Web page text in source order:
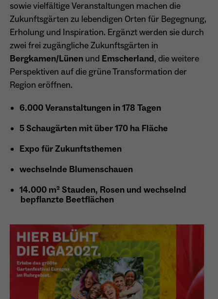
Zweck
Dieser Cookie teilt der Webseite mit, ob ein
Besucher im Typo3-Backend angemeldet ist
und die Rechte besitzt diese zu verwalten.
Name cookie_optin
Zweck
Benutzers für Cookies auf der aktuellen
Name _pk_ref.*
Anbieter Matomo
Laufzeit 6 Monate
Zweck Speichert die Herkunft des Besuchers.
Name MATOMO_SESSID
Anbieter Matomo
Laufzeit Sitzung
Zweck
Temporäre Session-ID, ohne
personenbezogene Daten.
Name _ga
Anbieter Google Analytics
Laufzeit 1 Jahr
sowie vielfältige Veranstaltungen machen die
Zukunftsgärten zu lebendigen Orten für Begegnung,
Erholung und Inspiration. Ergänzt werden sie durch
zwei frei zugängliche Zukunftsgärten in
Bergkamen/Lünen und Emscherland, die weitere
Perspektiven auf die grüne Transformation der
Region eröffnen.
6.000 Veranstaltungen in 178 Tagen
5 Schaugärten mit über 170 ha Fläche
Expo für Zukunftsthemen
wechselnde Blumenschauen
14.000 m² Stauden, Rosen und wechselnd
bepflanzte Beetflächen